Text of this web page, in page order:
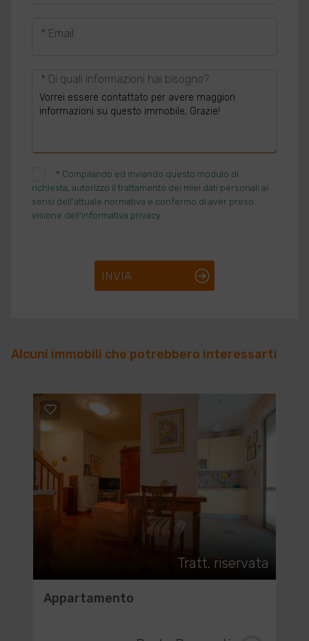
* Email
* Di quali informazioni hai bisogno?
* Compilando ed inviando questo modulo di
richiesta, autorizzo il trattamento dei miei dati personali ai
sensi dell'attuale normativa e confermo di aver preso
visione dell'informativa privacy.
INVIA
Alcuni immobili che potrebbero interessarti
Tratt. riservata
Appartamento